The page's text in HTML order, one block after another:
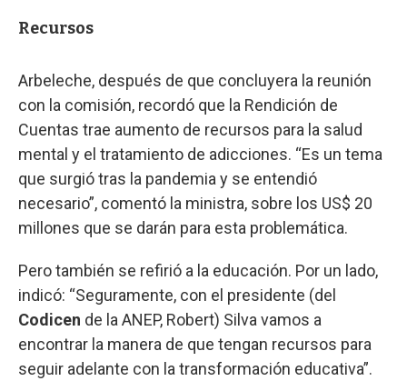
Recursos
Arbeleche, después de que concluyera la reunión
con la comisión, recordó que la Rendición de
Cuentas trae aumento de recursos para la salud
mental y el tratamiento de adicciones. “Es un tema
que surgió tras la pandemia y se entendió
necesario”, comentó la ministra, sobre los US$ 20
millones que se darán para esta problemática.
Pero también se refirió a la educación. Por un lado,
indicó: “Seguramente, con el presidente (del
Codicen de la ANEP, Robert) Silva vamos a
encontrar la manera de que tengan recursos para
seguir adelante con la transformación educativa”.